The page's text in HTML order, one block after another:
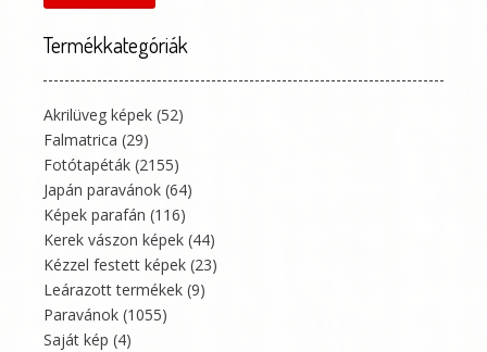
Termékkategóriák
Akrilüveg képek (52)
Falmatrica (29)
Fotótapéták (2155)
Japán paravánok (64)
Képek parafán (116)
Kerek vászon képek (44)
Kézzel festett képek (23)
Leárazott termékek (9)
Paravánok (1055)
Saját kép (4)